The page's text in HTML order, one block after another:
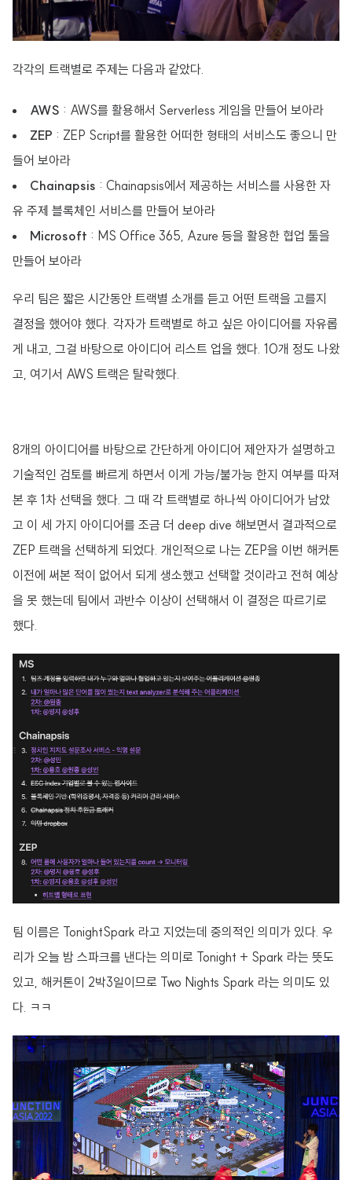
각각의 트랙별로 주제는 다음과 같았다.
AWS : AWS를 활용해서 Serverless 게임을 만들어 보아라
ZEP : ZEP Script를 활용한 어떠한 형태의 서비스도 좋으니 만
들어 보아라
Chainapsis : Chainapsis에서 제공하는 서비스를 사용한 자
유 주제 블록체인 서비스를 만들어 보아라
Microsoft : MS Office 365, Azure 등을 활용한 협업 툴을
만들어 보아라
우리 팀은 짧은 시간동안 트랙별 소개를 듣고 어떤 트랙을 고를지
결정을 했어야 했다. 각자가 트랙별로 하고 싶은 아이디어를 자유롭
게 내고, 그걸 바탕으로 아이디어 리스트 업을 했다. 10개 정도 나왔
고, 여기서 AWS 트랙은 탈락했다.
8개의 아이디어를 바탕으로 간단하게 아이디어 제안자가 설명하고
기술적인 검토를 빠르게 하면서 이게 가능/불가능 한지 여부를 따져
본 후 1차 선택을 했다. 그 때 각 트랙별로 하나씩 아이디어가 남았
고 이 세 가지 아이디어를 조금 더 deep dive 해보면서 결과적으로
ZEP 트랙을 선택하게 되었다. 개인적으로 나는 ZEP을 이번 해커톤
이전에 써본 적이 없어서 되게 생소했고 선택할 것이라고 전혀 예상
을 못 했는데 팀에서 과반수 이상이 선택해서 이 결정은 따르기로
했다.
팀 이름은 TonightSpark 라고 지었는데 중의적인 의미가 있다. 우
리가 오늘 밤 스파크를 낸다는 의미로 Tonight + Spark 라는 뜻도
있고, 해커톤이 2박3일이므로 Two Nights Spark 라는 의미도 있
다. ㅋㅋ